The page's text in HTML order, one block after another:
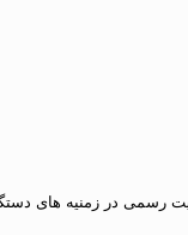
رسمی در زمنیه های